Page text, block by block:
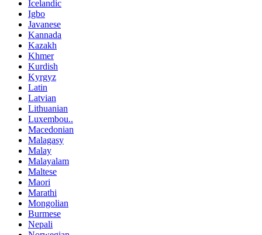
Icelandic
Igbo
Javanese
Kannada
Kazakh
Khmer
Kurdish
Kyrgyz
Latin
Latvian
Lithuanian
Luxembou..
Macedonian
Malagasy
Malay
Malayalam
Maltese
Maori
Marathi
Mongolian
Burmese
Nepali